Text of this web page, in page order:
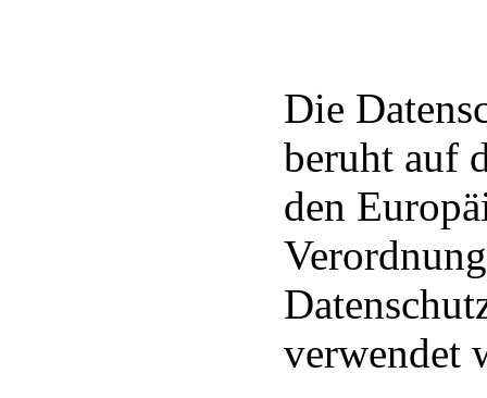
Die
beruht auf
den
verwendet